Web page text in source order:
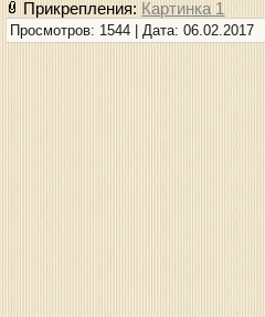
Прикрепления: Картинка 1
Просмотров: 1544 | Дата:06.02.2017